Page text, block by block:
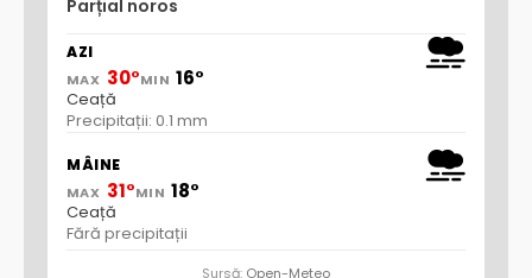
Parțial noros
AZI
MAX 30°MIN 16°
Ceață
Precipitații: 0.1 mm
MÂINE
MAX 31°MIN 18°
Ceață
Fără precipitații
Sursă: Open-Meteo